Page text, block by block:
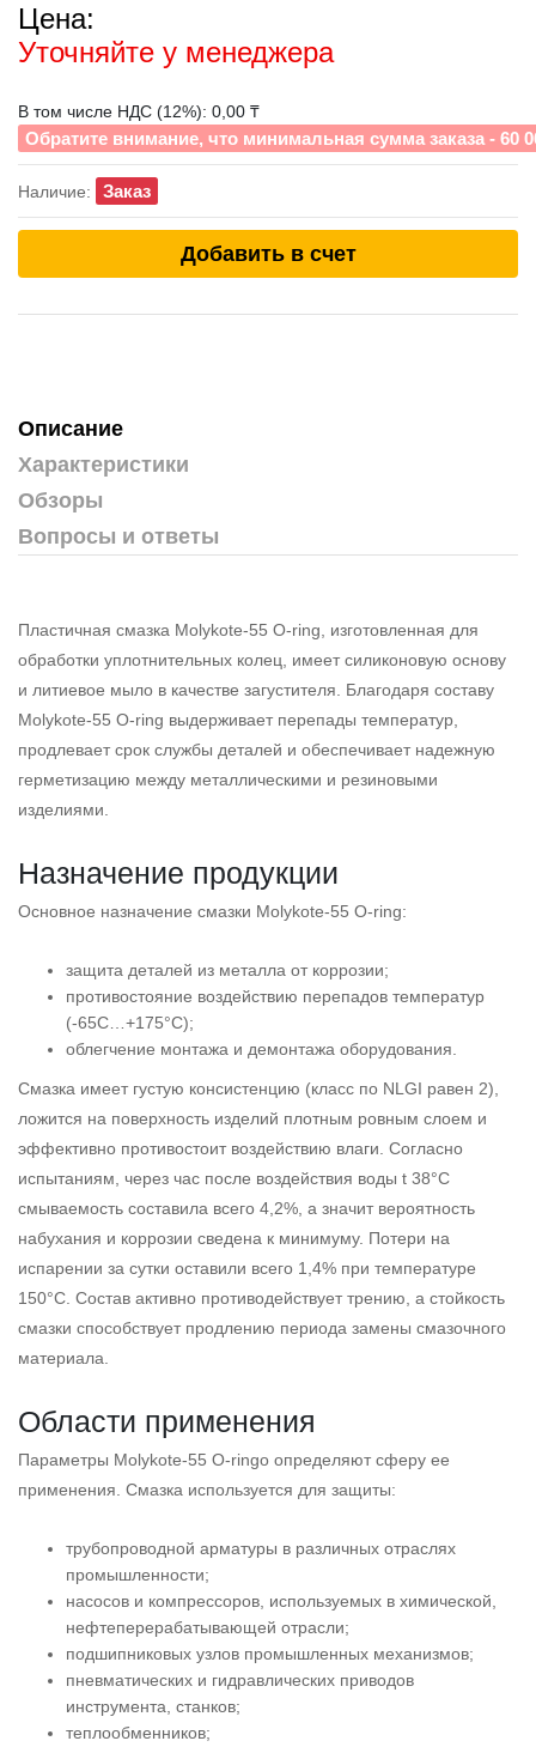
Цена:
Уточняйте у менеджера
В том числе НДС (12%): 0,00 ₸
Обратите внимание, что минимальная сумма заказа - 60
Наличие: Заказ
Добавить в счет
Описание
Характеристики
Обзоры
Вопросы и ответы
Пластичная смазка Molykote-55 O-ring, изготовленная для
обработки уплотнительных колец, имеет силиконовую основу
и литиевое мыло в качестве загустителя. Благодаря составу
Molykote-55 O-ring выдерживает перепады температур,
продлевает срок службы деталей и обеспечивает надежную
герметизацию между металлическими и резиновыми
изделиями.
Назначение продукции
Основное назначение смазки Molykote-55 O-ring:
защита деталей из металла от коррозии;
противостояние воздействию перепадов температур
(-65С…+175°С);
облегчение монтажа и демонтажа оборудования.
Смазка имеет густую консистенцию (класс по NLGI равен 2),
ложится на поверхность изделий плотным ровным слоем и
эффективно противостоит воздействию влаги. Согласно
испытаниям, через час после воздействия воды t 38°C
смываемость составила всего 4,2%, а значит вероятность
набухания и коррозии сведена к минимуму. Потери на
испарении за сутки оставили всего 1,4% при температуре
150°С. Состав активно противодействует трению, а стойкость
смазки способствует продлению периода замены смазочного
материала.
Области применения
Параметры Molykote-55 O-ringо определяют сферу ее
применения. Смазка используется для защиты:
трубопроводной арматуры в различных отраслях
промышленности;
насосов и компрессоров, используемых в химической,
нефтеперерабатывающей отрасли;
подшипниковых узлов промышленных механизмов;
пневматических и гидравлических приводов
инструмента, станков;
теплообменников;